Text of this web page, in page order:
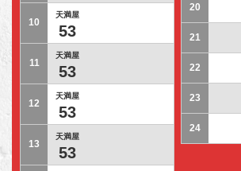
10
天満屋
53
11
天満屋
53
12
天満屋
53
13
天満屋
53
20
21
22
23
24